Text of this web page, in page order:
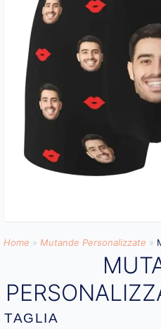
Home » Mutande Personalizzate »
TAGLIA